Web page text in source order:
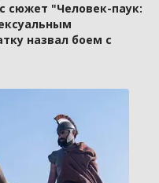
сюжет "Человек-паук:
назвал боем с